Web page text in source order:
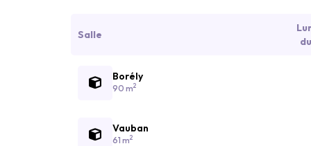
Salle
Borély
90 m2
Vauban
61 m2